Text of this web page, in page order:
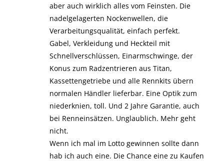
aber auch wirklich alles vom Feinsten. Die
nadelgelagerten Nockenwellen, die
Verarbeitungsqualität, einfach perfekt.
Gabel, Verkleidung und Heckteil mit
Schnellverschlüssen, Einarmschwinge, der
Konus zum Radzentrieren aus Titan,
Kassettengetriebe und alle Rennkits übern
normalen Händler lieferbar. Eine Optik zum
niederknien, toll. Und 2 Jahre Garantie, auch
bei Renneinsätzen. Unglaublich. Mehr geht
nicht.
Wenn ich mal im Lotto gewinnen sollte dann
hab ich auch eine. Die Chance eine zu Kaufen